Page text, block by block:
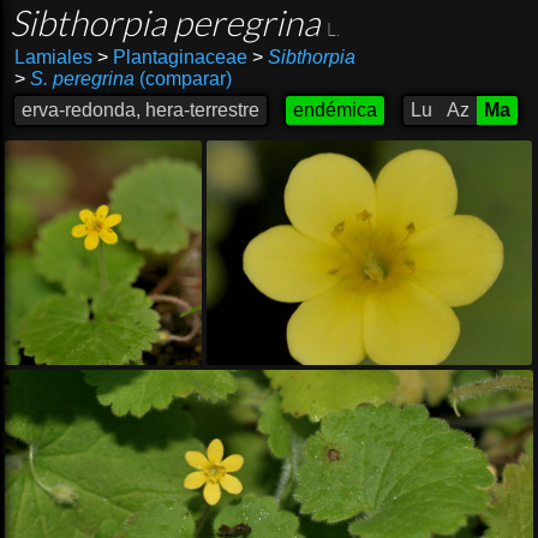
Sibthorpia peregrina
Lamiales >Plantaginaceae > Sibthorpia
> S. peregrina (comparar)
erva-redonda, hera-terrestre
endémica Lu Az Ma